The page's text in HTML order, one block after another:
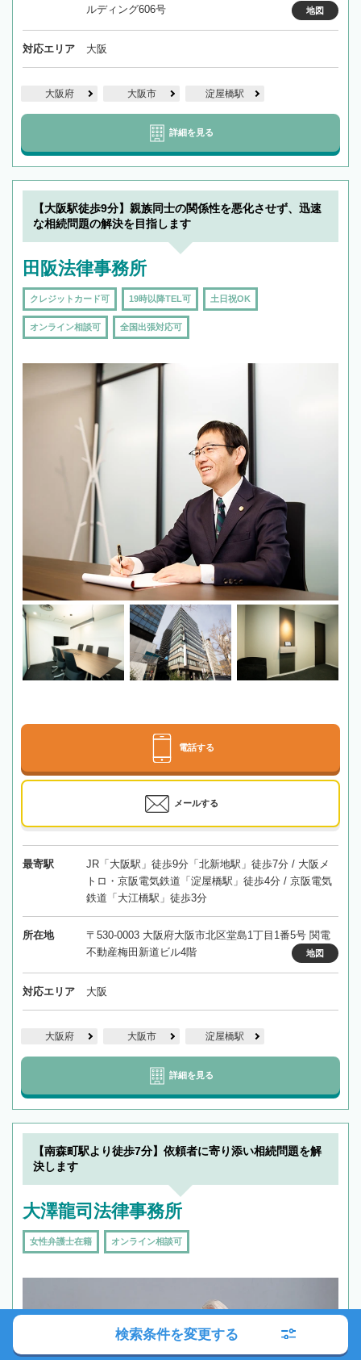
ルディング606号
地図
対応エリア 大阪
大阪府 大阪市 淀屋橋駅
詳細を見る
【大阪駅徒歩9分】親族同士の関係性を悪化させず、迅速
な相続問題の解決を目指します
田阪法律事務所
クレジットカード可 19時以降TEL可 土日祝OK
オンライン相談可 全国出張対応可
電話する
メールする
最寄駅
JR「大阪駅」徒歩9分「北新地駅」徒歩7分 / 大阪メ
トロ・京阪電気鉄道「淀屋橋駅」徒歩4分 / 京阪電気
鉄道「大江橋駅」徒歩3分
所在地
〒530-0003 大阪府大阪市北区堂島1丁目1番5号 関電
不動産梅田新道ビル4階
地図
対応エリア 大阪
大阪府 大阪市 淀屋橋駅
詳細を見る
【南森町駅より徒歩7分】依頼者に寄り添い相続問題を解
決します
大澤龍司法律事務所
女性弁護士在籍 オンライン相談可
検索条件を変更する